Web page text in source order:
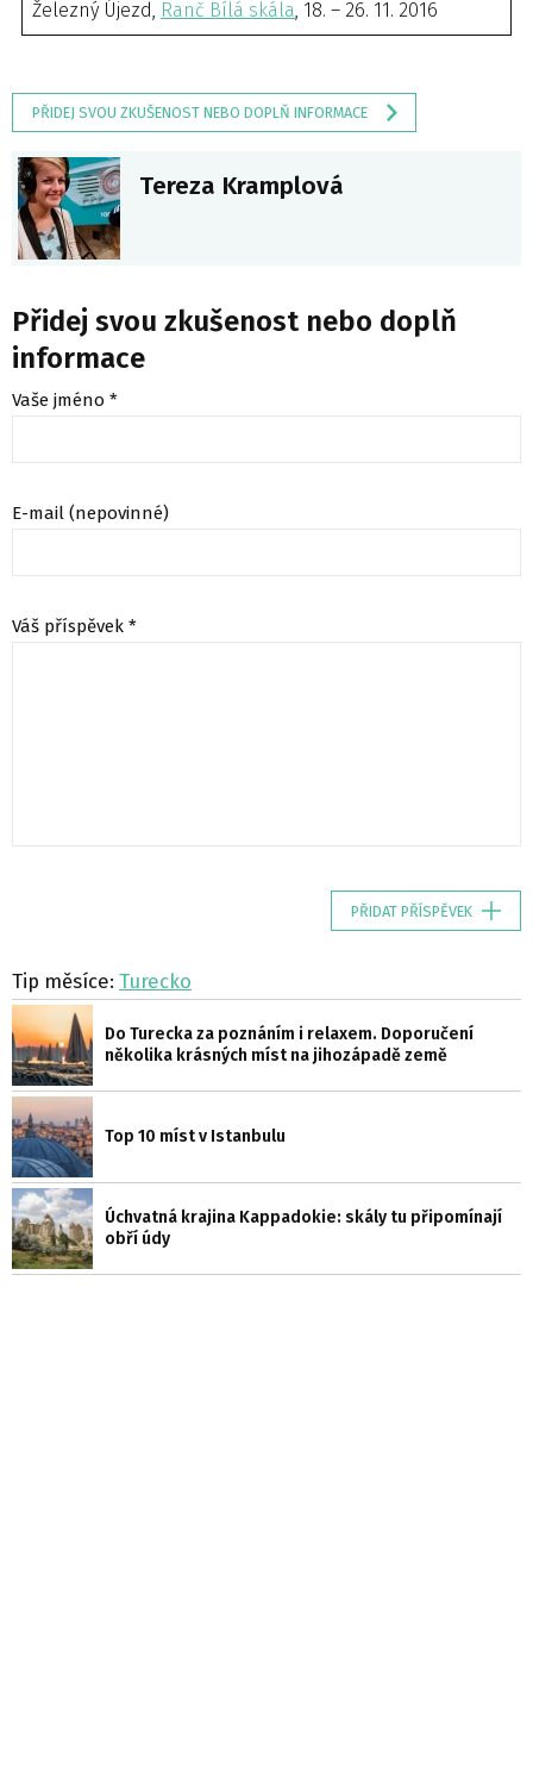
Železný Újezd, Ranč Bílá skála, 18. – 26. 11. 2016
PŘIDEJ SVOU ZKUŠENOST NEBO DOPLŇ INFORMACE
Tereza Kramplová
Přidej svou zkušenost nebo doplň
informace
Vaše jméno *
E-mail (nepovinné)
Váš příspěvek *
PŘIDAT PŘÍSPĚVEK
Tip měsíce: Turecko
Do Turecka za poznáním i relaxem. Doporučení
několika krásných míst na jihozápadě země
Top 10 míst v Istanbulu
Úchvatná krajina Kappadokie: skály tu připomínají
obří údy